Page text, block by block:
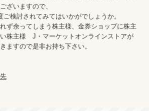
ざいますので、
検討されてみてはいかがでしょうか。
ず余ってしまう株主様、金券ショップに株主
株主様　J・マーケットオンラインストアが
ますので是非お持ち下さい。